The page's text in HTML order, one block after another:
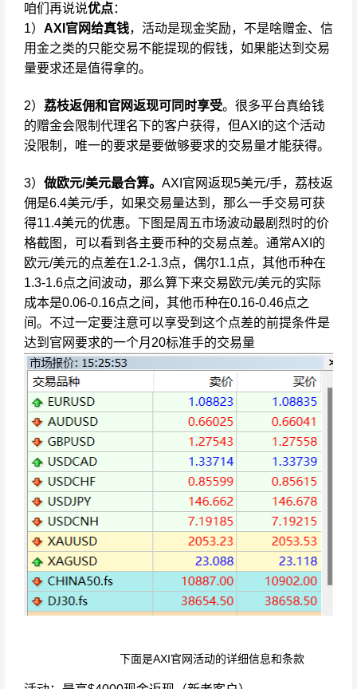
咱们再说说优点：
1） AXI官网给真钱，活动是现金奖励，不是啥赠金、信
用金之类的只能交易不能提现的假钱，如果能达到交易
量要求还是值得拿的。
2） 荔枝返佣和官网返现可同时享受。很多平台真给钱
的赠金会限制代理名下的客户获得，但AXI的这个活动
没限制，唯一的要求是要做够要求的交易量才能获得。
3） 做欧元/美元最合算。 AXI官网返现5美元/手，荔枝返
佣是6.4美元/手，如果交易量达到，那么一手交易可获
得11.4美元的优惠。下图是周五市场波动最剧烈时的价
格截图，可以看到各主要币种的交易点差。通常AXI的
欧元/美元的点差在1.2-1.3点，偶尔1.1点，其他币种在
1.3-1.6点之间波动，那么算下来交易欧元/美元的实际
成本是0.06-0.16点之间，其他币种在0.16-0.46点之
间。不过一定要注意可以享受到这个点差的前提条件是
达到官网要求的一个月20标准手的交易量
下面是AXI官网活动的详细信息和条款